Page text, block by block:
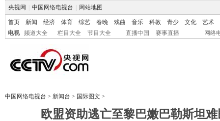
央视网 中国网络电视台 网站地图
首页 新闻 经济 体育 综艺 春晚 戏曲 音乐 科教 青少 文化
艺术
电视
频道大全 栏目大全 节目大全 直播中国 赛事直播 网络
中国网络电视台 > 新闻台 > 国际图文 >
欧盟资助逃亡至黎巴嫩巴勒斯坦